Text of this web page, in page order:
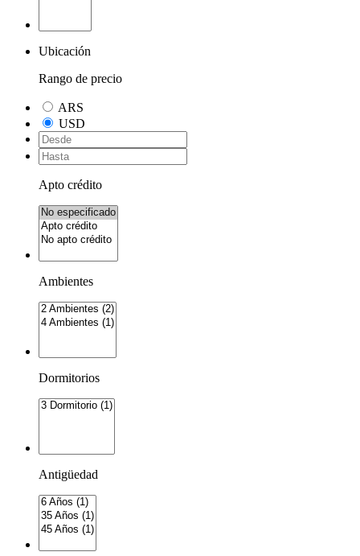
Ubicación
Rango de precio
ARS
USD
Apto crédito
Ambientes
Dormitorios
Antigüedad